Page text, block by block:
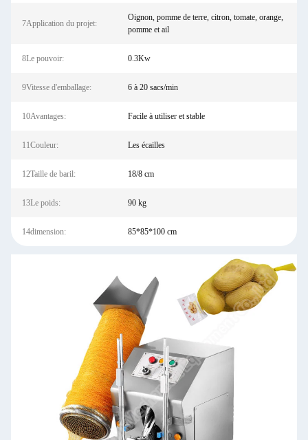
7Application du projet:
Oignon, pomme de terre, citron, tomate, orange,
pomme et ail
8Le pouvoir: 0.3Kw
9Vitesse d'emballage: 6 à 20 sacs/min
10Avantages: Facile à utiliser et stable
11Couleur: Les écailles
12Taille de baril: 18/8 cm
13Le poids: 90 kg
14dimension: 85*85*100 cm